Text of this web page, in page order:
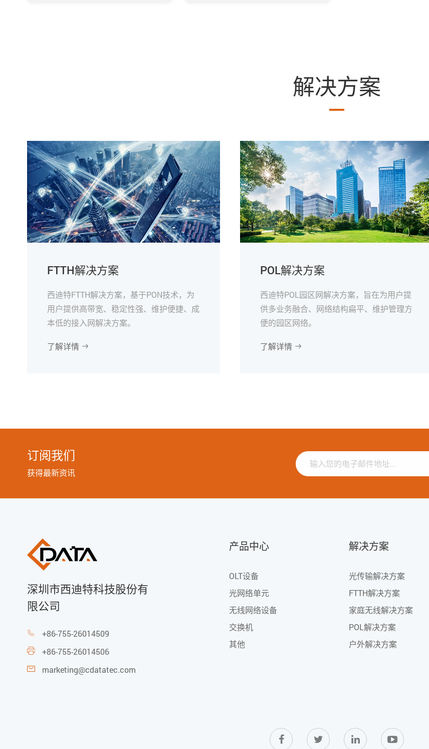
解决方案
FTTH解决方案
西迪特FTTH解决方案，基于PON技术，为
用户提供高带宽、稳定性强、维护便捷、成
本低的接入网解决方案。
了解详情 
POL解决方案
西迪特POL园区网解决方案，旨在为用户提
供多业务融合、网络结构扁平、维护管理方
便的园区网络。
了解详情 
订阅我们
获得最新资讯
深圳市西迪特科技股份有
限公司
 +86-755-26014509
 +86-755-26014506
 marketing@cdatatec.com
产品中心
OLT设备
光网络单元
无线网络设备
交换机
其他
解决方案
光传输解决方案
FTTH解决方案
家庭无线解决方案
POL解决方案
户外解决方案